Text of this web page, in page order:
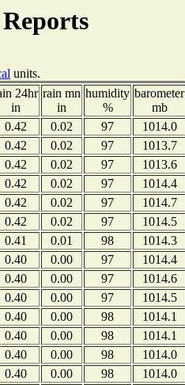
units.
24hr
in
rain mn
in
humidity
%
barometer
mb
0.42 0.02 97
1014.0
0.42 0.02 97
1013.7
0.42 0.02 97
1013.6
0.42 0.02 97
1014.4
0.42 0.02 97
1014.7
0.42 0.02 97
1014.5
0.41 0.01 98
1014.3
0.40 0.00 97
1014.4
0.40 0.00 97
1014.6
0.40 0.00 97
1014.5
0.40 0.00 98
1014.1
0.40 0.00 98
1014.1
0.40 0.00 98
1014.0
0.40 0.00 98
1014.0